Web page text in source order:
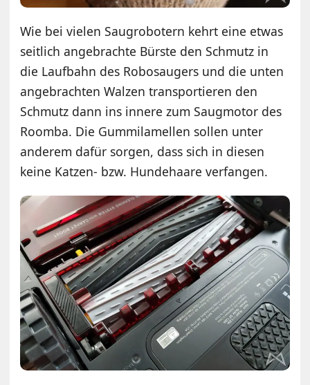
Wie bei vielen Saugrobotern kehrt eine etwas
seitlich angebrachte Bürste den Schmutz in
die Laufbahn des Robosaugers und die unten
angebrachten Walzen transportieren den
Schmutz dann ins innere zum Saugmotor des
Roomba. Die Gummilamellen sollen unter
anderem dafür sorgen, dass sich in diesen
keine Katzen- bzw. Hundehaare verfangen.